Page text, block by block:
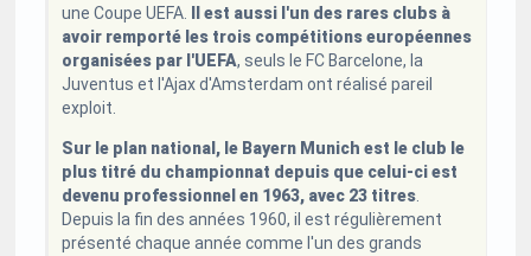
une Coupe UEFA.
Il est aussi l'un des rares clubs à
avoir remporté les trois compétitions européennes
organisées par l'UEFA, seuls le FC Barcelone, la
Juventus et l'Ajax d'Amsterdam ont réalisé pareil
exploit.
Sur le plan national, le Bayern Munich est le club le
plus titré du championnat depuis que celui-ci est
devenu professionnel en 1963, avec 23 titres.
Depuis la fin des années 1960, il est régulièrement
présenté chaque année comme l'un des grands